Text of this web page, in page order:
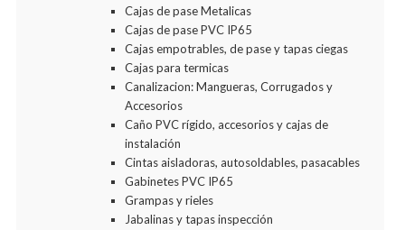
Cajas de pase Metalicas
Cajas de pase PVC IP65
Cajas empotrables, de pase y tapas ciegas
Cajas para termicas
Canalizacion: Mangueras, Corrugados y
Accesorios
Caño PVC rígido, accesorios y cajas de
instalación
Cintas aisladoras, autosoldables, pasacables
Gabinetes PVC IP65
Grampas y rieles
Jabalinas y tapas inspección